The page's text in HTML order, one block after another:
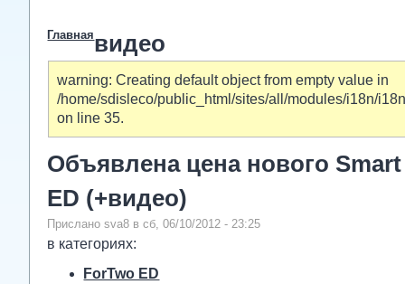
Главнаявидео
warning: Creating default object from empty value in
/home/sdisleco/public_html/sites/all/modules/i18n/
on line 35.
Объявлена цена нового
ED (+видео)
Прислано sva8 в сб, 06/10/2012 - 23:25
в категориях:
ForTwo ED